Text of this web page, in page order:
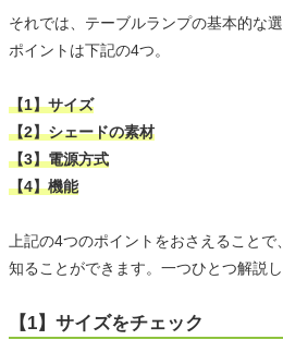
それでは、テーブルランプの基本的な
ポイントは下記の4つ。
【1】サイズ
【2】シェードの素材
【3】電源方式
【4】機能
上記の4つのポイントをおさえること
知ることができます。一つひとつ解説し
【1】サイズをチェック